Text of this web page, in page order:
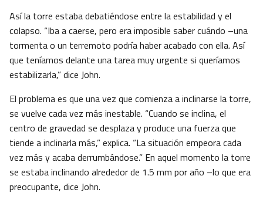
Así la torre estaba debatiéndose entre la estabilidad y el
colapso. “Iba a caerse, pero era imposible saber cuándo –una
tormenta o un terremoto podría haber acabado con ella. Así
que teníamos delante una tarea muy urgente si queríamos
estabilizarla,” dice John.
El problema es que una vez que comienza a inclinarse la torre,
se vuelve cada vez más inestable. “Cuando se inclina, el
centro de gravedad se desplaza y produce una fuerza que
tiende a inclinarla más,” explica. “La situación empeora cada
vez más y acaba derrumbándose.” En aquel momento la torre
se estaba inclinando alrededor de 1.5 mm por año –lo que era
preocupante, dice John.